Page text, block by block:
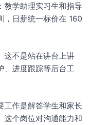
教学助理实习生和指导
，日薪统一标价在 160
这不是站在讲台上讲
、进度跟踪等后台工
工作是解答学生和家长
这个岗位对沟通能力和